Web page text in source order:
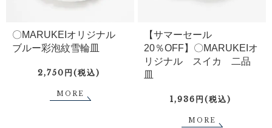
〇MARUKEIオリジナル
ブルー彩泡紋雪輪皿
2,750円(税込)
MORE
【サマーセール
20％OFF】〇MARUKEIオ
リジナル スイカ 二品
皿
1,936円(税込)
MORE